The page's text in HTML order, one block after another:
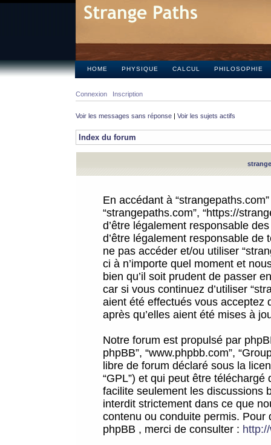
HOME PHYSIQUE CALCUL PHILOSOPHIE
Connexion Inscription
Voir les messages sans réponse | Voir les sujets actifs
Index du forum
En accédant à
“strangepaths.com”, “https://
d’être légalement responsable
d’être légalement responsable
ne pas accéder et/ou utiliser
ci à n’importe quel moment et
bien qu’il soit prudent de passer
car si vous continuez d’utiliser
aient été effectués vous acceptez
après qu’elles aient été mises à
Notre forum est propulsé par
phpBB”, “www.phpbb.com”,
libre de forum déclaré sous la
“GPL”) et qui peut être téléchargé
facilite seulement les discussions
interdit strictement dans ce que
contenu ou conduite permis.
phpBB , merci de consulter :